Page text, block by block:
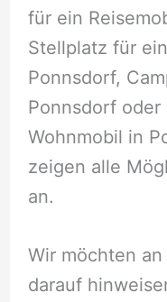
für ein
Stellplatz für
Ponnsdorf,
Ponnsdorf
Wohnmobil in
zeigen alle
an.
Wir möchten
darauf